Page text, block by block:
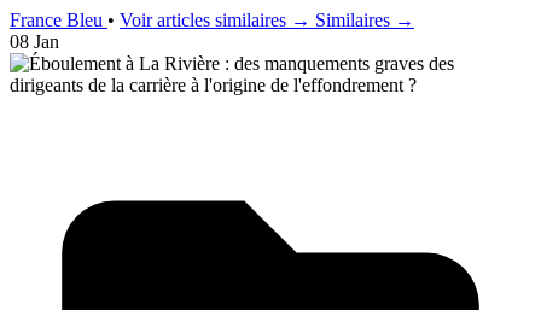
France Bleu • Voir articles similaires → Similaires →
08 Jan